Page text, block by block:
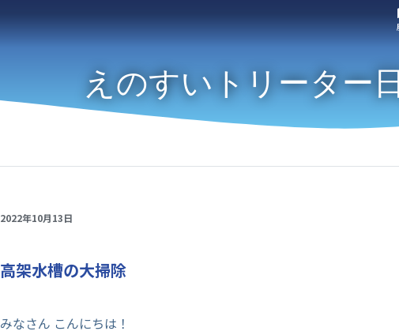
えのすいトリーター
2022年10月13日
高架水槽の大掃除
みなさん こんにちは！